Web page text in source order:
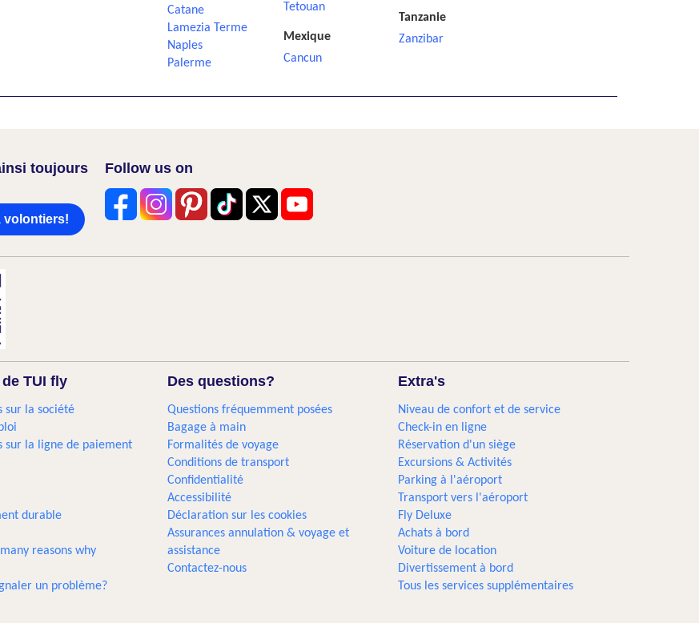
Catane
Lamezia Terme
Naples
Palerme
Tetouan
Mexique
Cancun
Tanzanie
Zanzibar
toujours
volontiers!
Follow us on
TUI fly
sur la société
sur la ligne de paiement
durable
many reasons why
un problème?
Des questions?
Questions fréquemment posées
Bagage à main
Formalités de voyage
Conditions de transport
Confidentialité
Accessibilité
Déclaration sur les cookies
Assurances annulation & voyage et
assistance
Contactez-nous
Extra's
Niveau de confort et de service
Check-in en ligne
Réservation d'un siège
Excursions & Activités​
Parking à l'aéroport
Transport vers l'aéroport
Fly Deluxe
Achats à bord
Voiture de location
Divertissement à bord
Tous les services supplémentaires